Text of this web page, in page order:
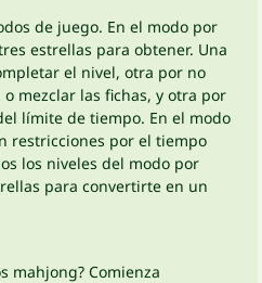
de juego. En el modo por
estrellas para obtener. Una
el nivel, otra por no
mezclar las fichas, y otra por
límite de tiempo. En el modo
restricciones por el tiempo
los niveles del modo por
para convertirte en un
mahjong? Comienza